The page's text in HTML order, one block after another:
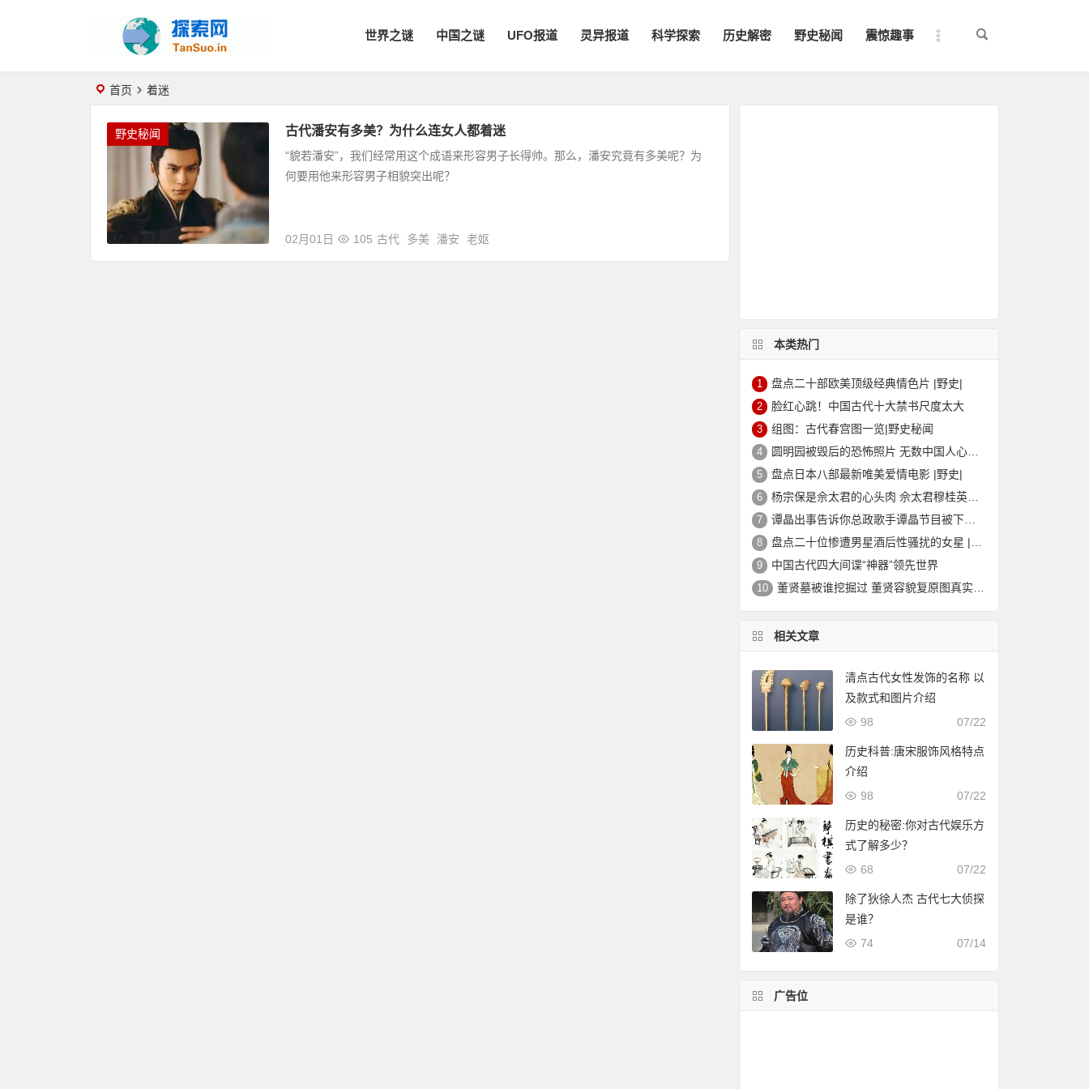
世界之谜 中国之谜 UFO报道 灵异报道 科学探索 历史解密 野史秘闻 震惊趣事
首页 着迷
野史秘闻 古代潘安有多美？为什么连女人都着迷
“貌若潘安”，我们经常用这个成语来形容男子长得帅。那么，潘安究竟有多美呢？为
何要用他来形容男子相貌突出呢？
02月01日 105 古代 多美 潘安 老妪
本类热门
1 盘点二十部欧美顶级经典情色片 |野史|
2 脸红心跳！中国古代十大禁书尺度太大
3 组图：古代春宫图一览|野史秘闻
4 圆明园被毁后的恐怖照片 无数中国人心中的痛
5 盘点日本八部最新唯美爱情电影 |野史|
6 杨宗保是佘太君的心头肉 佘太君穆桂英的故事|野史秘闻
7 谭晶出事告诉你总政歌手谭晶节目被下架的真相
8 盘点二十位惨遭男星酒后性骚扰的女星 |野史|
9 中国古代四大间谍“神器”领先世界
10 董贤墓被谁挖掘过 董贤容貌复原图真实外貌|野史秘闻
相关文章
清点古代女性发饰的名称 以
及款式和图片介绍
07/22
98
历史科普:唐宋服饰风格特点
介绍
07/22
98
历史的秘密:你对古代娱乐方
式了解多少？
07/22
68
除了狄徐人杰 古代七大侦探
是谁？
07/14
74
广告位